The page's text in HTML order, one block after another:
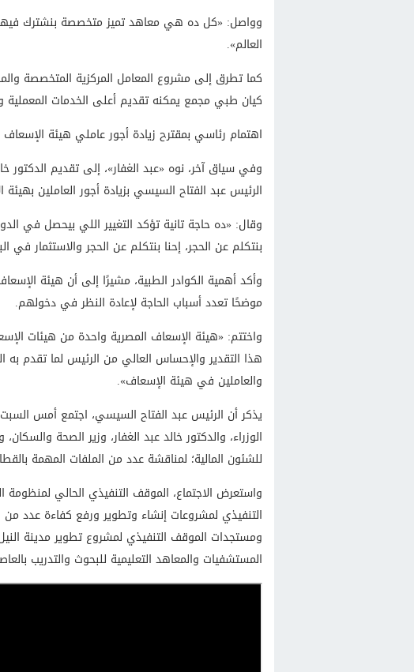
وواصل: «كل ده هي معاهد تميز متخصصة بنشترك
العالم».
كما تطرق إلى مشروع المعامل المركزية المتخصصة
كيان طبي مجمع يمكنه تقديم أعلى الخدمات المعملية
اهتمام رئاسي بمقترح زيادة أجور عاملي هيئة الإسعاف
وفي سياق آخر، نوه «عبد الغفار»، إلى تقديم الدكتور
الرئيس عبد الفتاح السيسي بزيادة أجور العاملين بهيئة
بنتكلم عن الحجر، إحنا بنتكلم عن الحجر والاستثمار في
وأكد أهمية الكوادر الطبية، مشيرًا إلى أن هيئة
موضحًا تعدد أسباب الحاجة لإعادة النظر في دخولهم.
واختتم: «هيئة الإسعاف المصرية واحدة من هيئات
هذا التقدير والإحساس العالي من الرئيس لما تقدم به
والعاملين في هيئة الإسعاف».
يذكر أن الرئيس عبد الفتاح السيسي، اجتمع أمس
الوزراء، والدكتور خالد عبد الغفار، وزير الصحة
للشئون المالية؛ لمناقشة عدد من الملفات المهمة
واستعرض الاجتماع، الموقف التنفيذي الحالي
التنفيذي لمشروعات إنشاء وتطوير ورفع كفاءة عدد
ومستجدات الموقف التنفيذي لمشروع تطوير مدينة
المستشفيات والمعاهد التعليمية للبحوث والتدريب